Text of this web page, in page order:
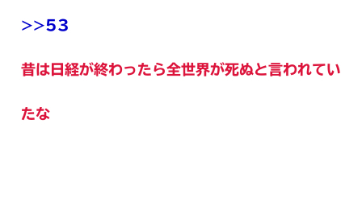
>>53
昔は日経が終わったら全世界が死ぬと言われてい
たな